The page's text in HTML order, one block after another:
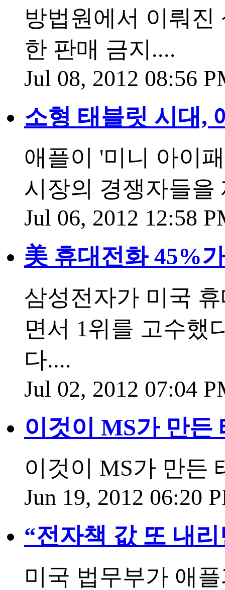
방법원에서 이뤄
한 판매 금지....
Jul 08, 2012 08:56
소형 태블릿 시대,
애플이 '미니 아이
시장의 경쟁자들을
Jul 06, 2012 12:58
美 휴대전화 45%
삼성전자가 미국
면서 1위를 고수했
다....
Jul 02, 2012 07:04
이것이 MS가 만든
이것이 MS가 만든
Jun 19, 2012 06:20
“전자책 값 또 내
미국 법무부가 애